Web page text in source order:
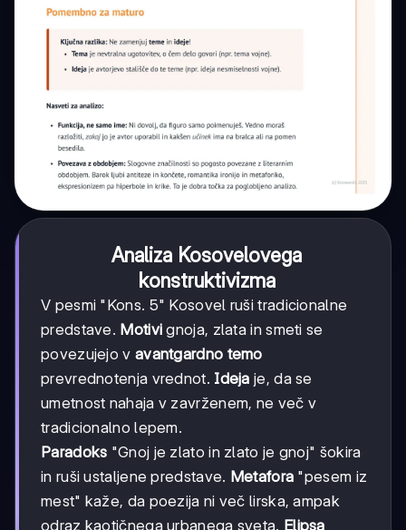
Analiza Kosovelovega
konstruktivizma
V pesmi "Kons. 5" Kosovel ruši tradicionalne
predstave. Motivi gnoja, zlata in smeti se
povezujejo v avantgardno temo
prevrednotenja vrednot. Ideja je, da se
umetnost nahaja v zavrženem, ne več v
tradicionalno lepem.
Paradoks "Gnoj je zlato in zlato je gnoj" šokira
in ruši ustaljene predstave. Metafora "pesem iz
mest" kaže, da poezija ni več lirska, ampak
odraz kaotičnega urbanega sveta. Elipsa